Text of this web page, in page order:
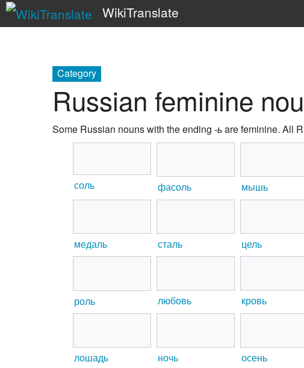
WikiTranslate
Category
Russian feminine
Some Russian nouns with the ending -ьare feminine. All
соль фасоль мышь
медаль сталь цель
роль любовь кровь
лошадь ночь осень